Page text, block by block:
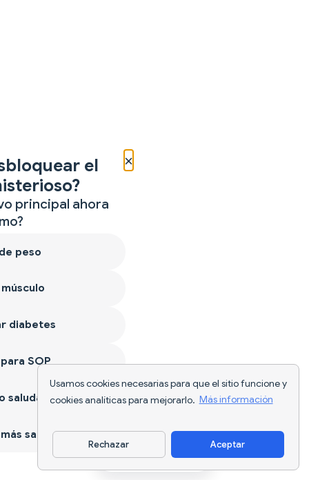
Usamos cookies necesarias para que el sitio funcione y
cookies analíticas para mejorarlo. Más información
Rechazar Aceptar
Descargar app
×
el
principal ahora
peso
diabetes
SOP
saludable
sano